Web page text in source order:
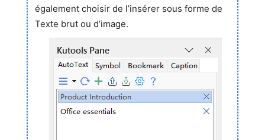
également choisir de l’insérer sous forme de
Texte brut ou d’image.